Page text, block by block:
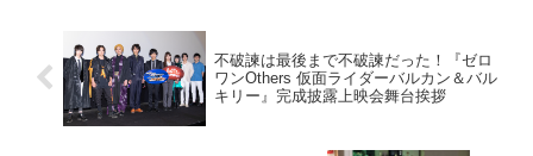
不破諫は最後まで不破諫だった！『ゼロ
ワンOthers 仮面ライダーバルカン＆バル
キリー』完成披露上映会舞台挨拶